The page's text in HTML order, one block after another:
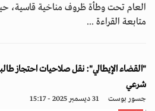
العام تحت وطأة ظروف مناخية قاسية،
متابعة القراءة ...
"القضاء الإيطالي": نقل صلاحيات احتجاز
شرعي
جسور بوست 31 ديسمبر 2025 - 15:17